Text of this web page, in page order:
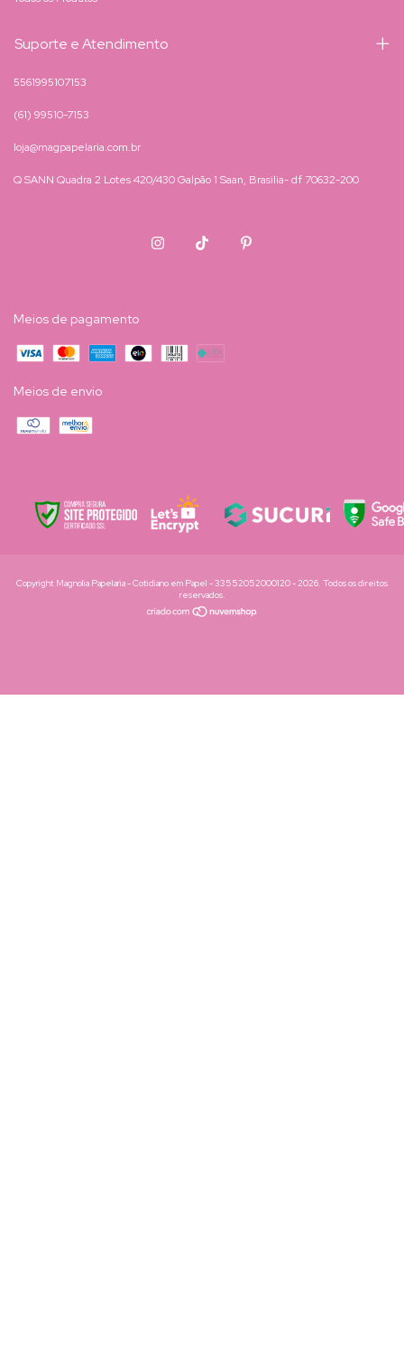
Suporte e Atendimento
5561995107153
(61) 99510-7153
loja@magpapelaria.com.br
Q SANN Quadra 2 Lotes 420/430 Galpão 1 Saan, Brasilia- df 70632-200
Meios de pagamento
Meios de envio
Copyright Magnolia Papelaria - Cotidiano em Papel - 33552052000120 - 2026. Todos os direitos
reservados.